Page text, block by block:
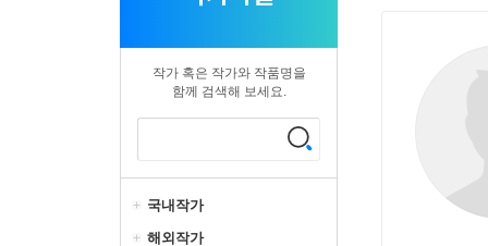
작가 혹은 작가와 작품명을
함께 검색해 보세요.
국내작가
해외작가